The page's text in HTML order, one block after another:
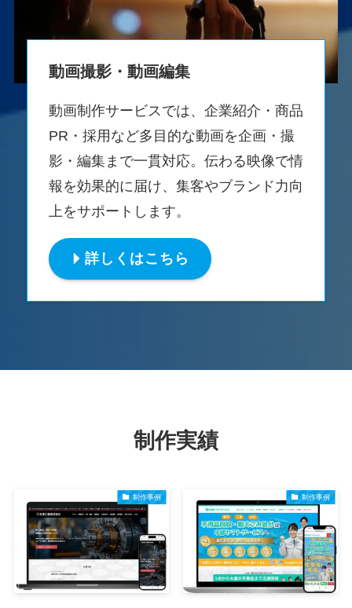
動画撮影・動画編集
動画制作サービスでは、企業紹介・商品
PR・採用など多目的な動画を企画・撮
影・編集まで一貫対応。伝わる映像で情
報を効果的に届け、集客やブランド力向
上をサポートします。
詳しくはこちら
制作実績
制作事例 制作事例